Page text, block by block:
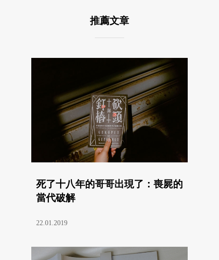
推薦文章
死了十八年的哥哥出現了：喪屍的
當代破解
22.01.2019